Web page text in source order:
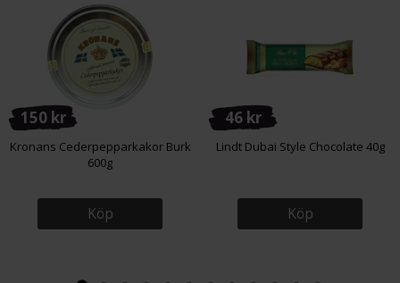
150 kr
Kronans Cederpepparkakor Burk
600g
Köp
46 kr
Lindt Dubai Style Chocolate 40g
Köp